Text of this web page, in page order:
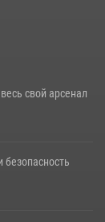
свой арсенал